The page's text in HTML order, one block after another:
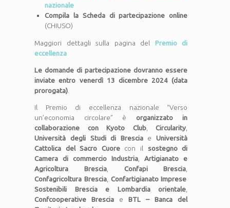
nazionale
Compila la Scheda di partecipazione online
(CHIUSO)
Maggiori dettagli sulla pagina del Premio di
eccellenza
Le domande di partecipazione dovranno essere
inviate entro venerdì 13 dicembre 2024 (data
prorogata)
Il Premio di eccellenza nazionale “Verso
un’economia circolare” è organizzato in
collaborazione con Kyoto Club,Circularity,
Università degli Studi di Bresciae Università
Cattolica del Sacro Cuorecon il sostegno di
Camera di commercio Industria,Artigianato e
Agricoltura Brescia, Confapi Brescia,
Confagricoltura Brescia, Confartigianato Imprese
Sostenibili Brescia e Lombardia orientale,
Confcooperative Brescia e BTL – Banca del